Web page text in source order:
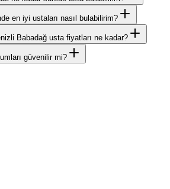
en iyi ustaları nasıl bulabilirim?
Babadağ usta fiyatları ne kadar?
güvenilir mi?